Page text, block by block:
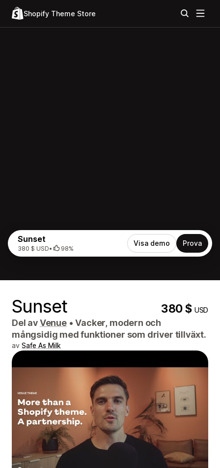
Shopify Theme Store
Sunset
380 $ USD• 98%
Visa demo Prova
Sunset 380 $USD
Del avVenue • Vacker, modern och
mångsidig med funktioner som driver tillväxt.
av Safe As Milk